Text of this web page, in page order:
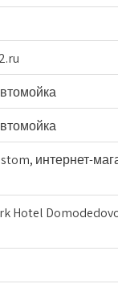
интернет-
Hotel